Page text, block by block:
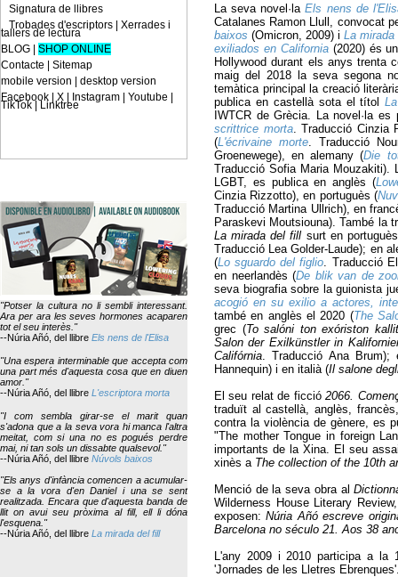
La seva novel·laEls nens de
Catalanes Ramon Llull, convocat
baixos (Omicron, 2009) iLa
exiliados en California(2020) és
Hollywood durant els anys trenta
maig del 2018 la seva segona
temàtica principal la creació
publica en castellà sota el títol
IWTCR de Grècia. La novel·la
scrittrice morta. Traducció Cinzia
(L'écrivaine morte. Traducció
Groenewege), en alemany (Die
Traducció Sofia Maria Mouzakiti).
LGBT, es publica en anglès (
Cinzia Rizzotto), en portuguès (
Traducció Martina Ullrich), en
Paraskevi Moutsiouna). També la
La mirada del fill surt en
Traducció Lea Golder-Laude); en
(Lo sguardo del figlio. Traducció
en neerlandès (De blik van de
seva biografia sobre la guionista
acogió en su exilio a actores,
també en anglès el 2020 (The
grec (To salóni ton exóriston
Salon der Exilkünstler in
Califórnia. Traducció Ana Brum);
Hannequin) i en italià (Il salone
El seu relat de ficció2066.
traduït al castellà, anglès,
contra la violència de gènere, es
"The mother Tongue in foreign
importants de la Xina. El seu
xinès a The collection of the 10th
Menció de la seva obra al
Wilderness House Literary
exposen:Núria Añó escreve
Barcelona no século 21. Aos 38
L'any 2009 i 2010 participa a la
'Jornades de les Lletres
Signatura de llibres
Trobades d'escriptors
Xerrades i
tallers de lectura
BLOG
SHOP ONLINE
Contacte
Sitemap
mobile version
desktop version
Facebook | X | Instagram | Youtube |
TikTok | Linktree
"Potser la cultura no li sembli interessant.
Ara per ara les seves hormones acaparen
tot el seu interès."
--Núria Añó, del llibre Els nens de l'Elisa
"Una espera interminable que accepta com
una part més d'aquesta cosa que en diuen
amor."
--Núria Añó, del llibre L'escriptora morta
"I com sembla girar-se el marit quan
s'adona que a la seva vora hi manca l'altra
meitat, com si una no es pogués perdre
mai, ni tan sols un dissabte qualsevol."
--Núria Añó, del llibre Núvols baixos
"Els anys d'infància comencen a acumular-
se a la vora d'en Daniel i una se sent
realitzada. Encara que d'aquesta banda de
llit on avui seu pròxima al fill, ell li dóna
l'esquena."
--Núria Añó, del llibre La mirada del fill